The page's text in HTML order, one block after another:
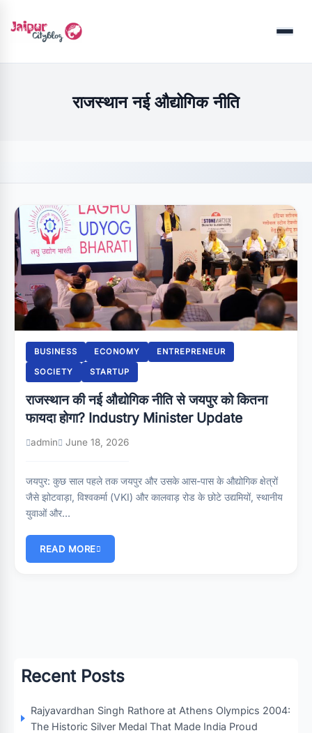
Menu
राजस्थान नई औद्योगिक नीति
BUSINESS ECONOMY ENTREPRENEUR
SOCIETY STARTUP
राजस्थान की नई औद्योगिक नीति से जयपुर को कितना
फायदा होगा? Industry Minister Update
admin June 18, 2026
जयपुर: कुछ साल पहले तक जयपुर और उसके आस-पास के औद्योगिक क्षेत्रों
जैसे झोटवाड़ा, विश्वकर्मा (VKI) और कालवाड़ रोड के छोटे उद्यमियों, स्थानीय
युवाओं और…
READ MORE
Recent Posts
Rajyavardhan Singh Rathore at Athens Olympics 2004:
The Historic Silver Medal That Made India Proud